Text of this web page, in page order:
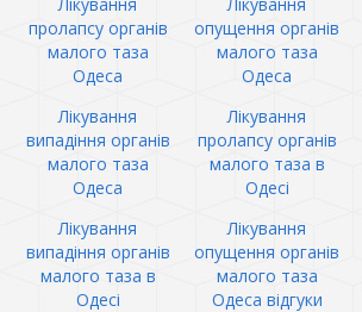
пролапсу органів
малого таза
Одеса
опущення органів
малого таза
Одеса
Лікування
випадіння органів
малого таза
Одеса
Лікування
пролапсу органів
малого таза в
Одесі
Лікування
випадіння органів
малого таза в
Одесі
Лікування
опущення органів
малого таза
Одеса відгуки